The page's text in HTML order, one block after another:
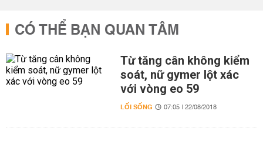
CÓ THỂ BẠN QUAN TÂM
Từ tăng cân không kiểm
soát, nữ gymer lột xác
với vòng eo 59
LỐI SỐNG 07:05 | 22/08/2018